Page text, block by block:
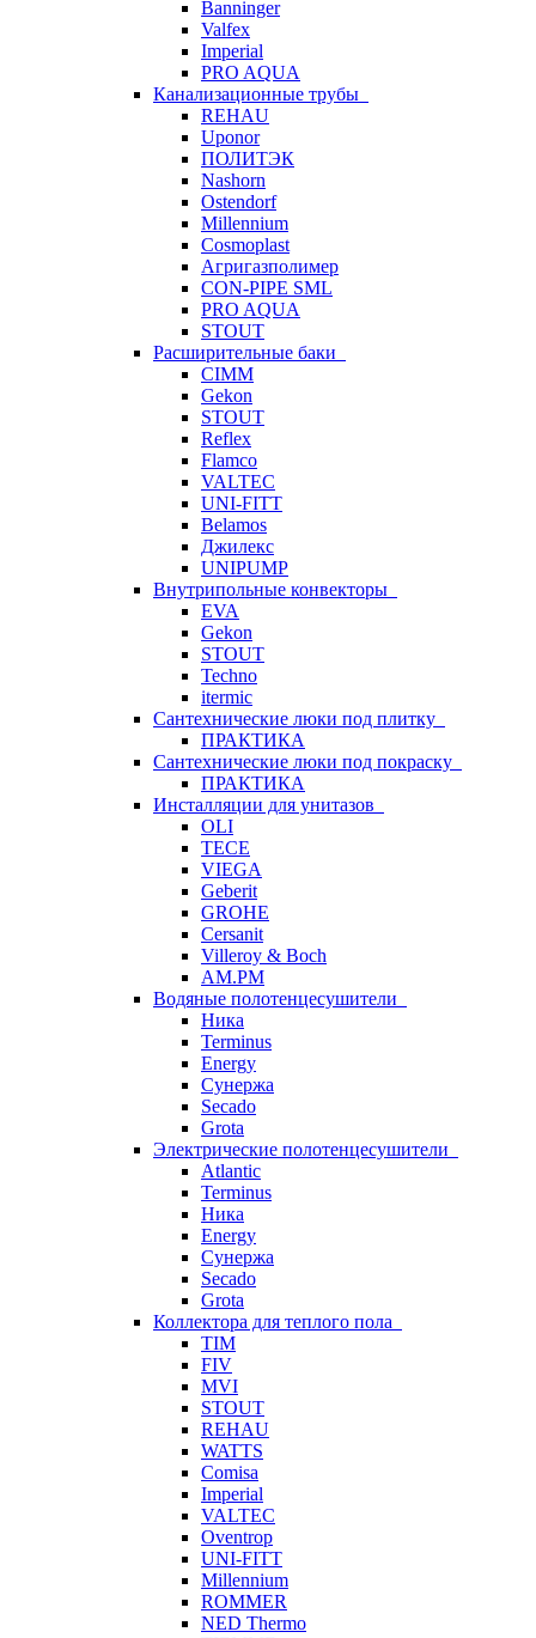
Banninger
Valfex
Imperial
PRO AQUA
Канализационные трубы
REHAU
Uponor
ПОЛИТЭК
Nashorn
Ostendorf
Millennium
Cosmoplast
Агригазполимер
CON-PIPE SML
PRO AQUA
STOUT
Расширительные баки
CIMM
Gekon
STOUT
Reflex
Flamco
VALTEC
UNI-FITT
Belamos
Джилекс
UNIPUMP
Внутрипольные конвекторы
EVA
Gekon
STOUT
Techno
itermic
Сантехнические люки под плитку
ПРАКТИКА
Сантехнические люки под покраску
ПРАКТИКА
Инсталляции для унитазов
OLI
TECE
VIEGA
Geberit
GROHE
Cersanit
Villeroy & Boch
AM.PM
Водяные полотенцесушители
Ника
Terminus
Energy
Сунержа
Secado
Grota
Электрические полотенцесушители
Atlantic
Terminus
Ника
Energy
Сунержа
Secado
Grota
Коллектора для теплого пола
TIM
FIV
MVI
STOUT
REHAU
WATTS
Comisa
Imperial
VALTEC
Oventrop
UNI-FITT
Millennium
ROMMER
NED Thermo